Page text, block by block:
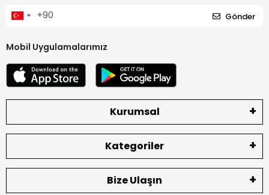
Gönder
Mobil Uygulamalarımız
Kurumsal
Kategoriler
Bize Ulaşın